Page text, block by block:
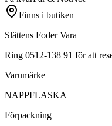
Finns i butiken
Slättens Foder Vara
Ring 0512-138 91 för att
Varumärke
NAPPFLASKA
Förpackning